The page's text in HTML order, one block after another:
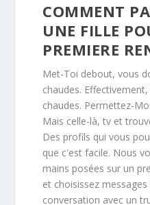
COMMENT
UNE FILLE
PREMIERE
Met-Toi debout, vous
chaudes.
chaudes. Permettez-
Mais celle-là, tv et
Des profils qui vous
que c'est facile. Nous
mains posées sur un
et choisissez
conversation avec un